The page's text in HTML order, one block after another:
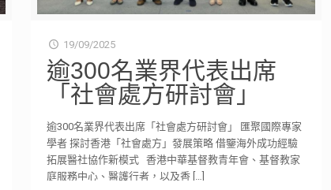
19/09/2025
逾300名業界代表出席
「社會處方研討會」
逾300名業界代表出席「社會處方研討會」 匯聚國際專家
學者 探討香港「社會處方」發展策略 借鑒海外成功經驗
拓展醫社協作新模式 香港中華基督教青年會、基督教家
庭服務中心、醫護行者，以及香[…]